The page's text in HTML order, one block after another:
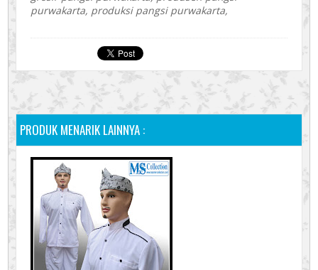
purwakarta, produksi pangsi purwakarta,
PRODUK MENARIK LAINNYA :